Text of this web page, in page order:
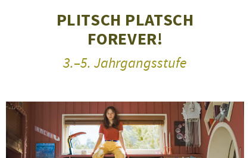
PLITSCH PLATSCH
FOREVER!
3.–5. Jahrgangsstufe